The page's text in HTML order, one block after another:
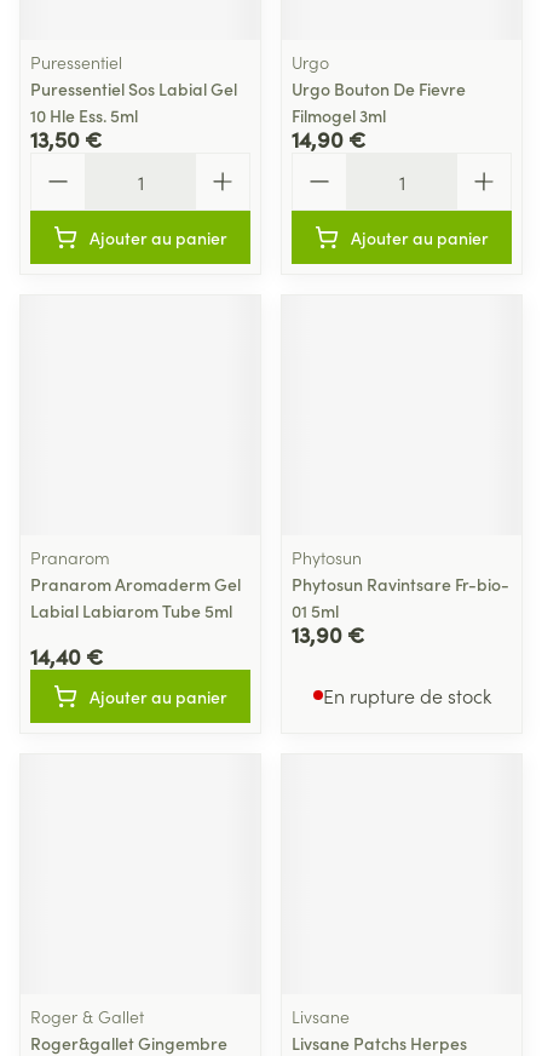
Puressentiel
Puressentiel Sos Labial Gel
10 Hle Ess. 5ml
13,50 €
Ajouter au panier
Urgo
Urgo Bouton De Fievre
Filmogel 3ml
14,90 €
Ajouter au panier
Pranarom
Pranarom Aromaderm Gel
Labial Labiarom Tube 5ml
14,40 €
Ajouter au panier
Phytosun
Phytosun Ravintsare Fr-bio-
01 5ml
13,90 €
En rupture de stock
Roger & Gallet
Roger&gallet Gingembre
Livsane
Livsane Patchs Herpes